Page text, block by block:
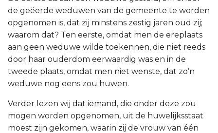
de geëerde weduwen van de gemeente te worden
opgenomen is, dat zij minstens zestig jaren oud zij;
waarom dat? Ten eerste, omdat men de ereplaats
aan geen weduwe wilde toekennen, die niet reeds
door haar ouderdom eerwaardig was en in de
tweede plaats, omdat men niet wenste, dat zo’n
weduwe nog eens zou huwen.
Verder lezen wij dat iemand, die onder deze zou
mogen worden opgenomen, uit de huwelijksstaat
moest zijn gekomen, waarin zij de vrouw van één